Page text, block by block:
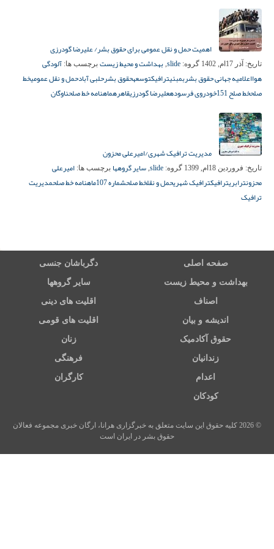
اهمیت حمل و نقل عمومی برای حقوق بشر/ علیرضا گودرزی
تاریخ: آذر 17ام, 1402 گروه: slide
, بهداشت و محیط زیست برچسب ها: آلودگی
هوااعلامیه جهانی حقوق بشربمبئیترافیکتوسعهحقوق بشرحلبی آبادحمل و نقل عمومیخط
صلحخط صلح 151 خودروی فرسودهعلیرضا گودرزیقاهرهماهنامه خط صلحناوگان
مدیریت ترافیک شهری/امیرعلی محزون
تاریخ: فروردین 18ام, 1399 گروه: slide
, سایر گروهها برچسب ها: امیرعلی
محزونترابریترافیکترافیک شهریحمل و نقلخط صلحشماره 107 ماهنامه خط صلحمدیریت
ترافیک
صفحه اصلی دگرباشان جنسی
بهداشت و محیط زیست سایر گروهها
اصناف اقلیت های دینی
اندیشه و بیان اقلیت های قومی
حقوق آکادمیک زنان
زندانیان فرهنگی
اعدام کارگران
کودکان
© 2026 کلیه حقوق این سایت متعلق به خبرگزاری هرانا، ارگان خبری مجموعه فعالان
حقوق بشر در ایران است